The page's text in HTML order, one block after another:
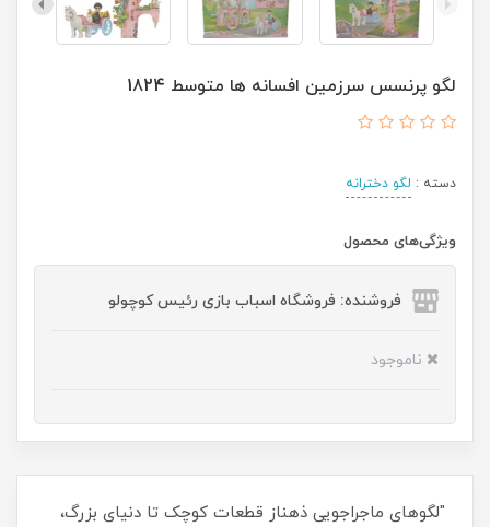
لگو پرنسس سرزمین افسانه ها متوسط 1824
دسته : لگو دخترانه
ویژگی‌های محصول
فروشنده: فروشگاه اسباب بازی رئیس کوچولو
ناموجود
"لگوهای ماجراجویی ذهناز قطعات کوچک تا دنیای بزرگ،